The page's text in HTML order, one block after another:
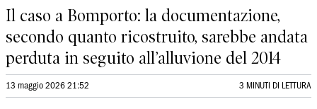
Il caso a Bomporto: la documentazione,
secondo quanto ricostruito, sarebbe andata
perduta in seguito all’alluvione del 2014
13 maggio 2026 21:52 3 MINUTI DI LETTURA